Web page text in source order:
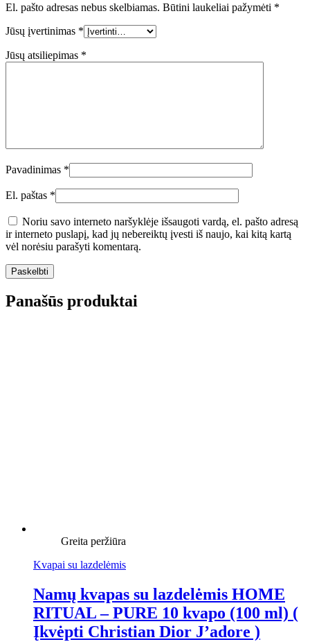
El. pašto adresas nebus skelbiamas. Būtini laukeliai pažymėti *
Jūsų įvertinimas *
Jūsų atsiliepimas *
Pavadinimas *
El. paštas *
Noriu savo interneto naršyklėje išsaugoti vardą, el. pašto adresą
ir interneto puslapį, kad jų nebereiktų įvesti iš naujo, kai kitą kartą
vėl norėsiu parašyti komentarą.
Panašūs produktai
Greita peržiūra
Kvapai su lazdelėmis
Namų kvapas su lazdelėmis HOME
RITUAL – PURE 10 kvapo (100 ml) (
Įkvėpti Christian Dior J’adore )